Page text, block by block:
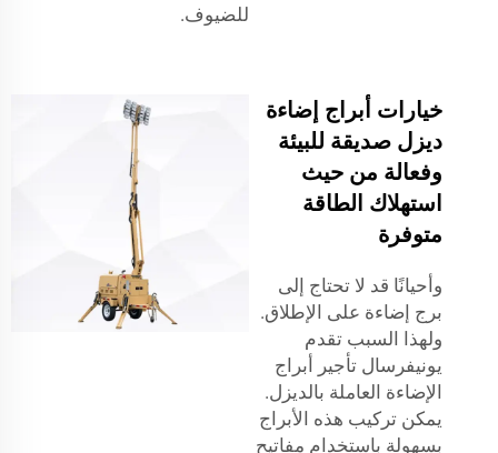
للضيوف.
خيارات أبراج إضاءة
ديزل صديقة للبيئة
وفعالة من حيث
استهلاك الطاقة
متوفرة
وأحيانًا قد لا تحتاج إلى
برج إضاءة على الإطلاق.
ولهذا السبب تقدم
يونيفرسال تأجير أبراج
الإضاءة العاملة بالديزل.
يمكن تركيب هذه الأبراج
بسهولة باستخدام مفاتيح